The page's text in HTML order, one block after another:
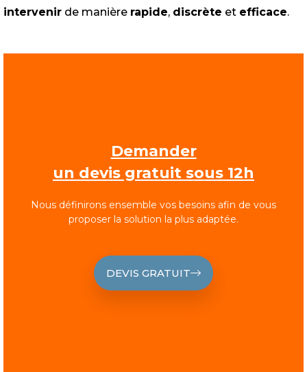
intervenir de manière rapide, discrète et efficace.
Demander
un devis gratuit sous 12h
Nous définirons ensemble vos besoins afin de vous
proposer la solution la plus adaptée.
DEVIS GRATUIT